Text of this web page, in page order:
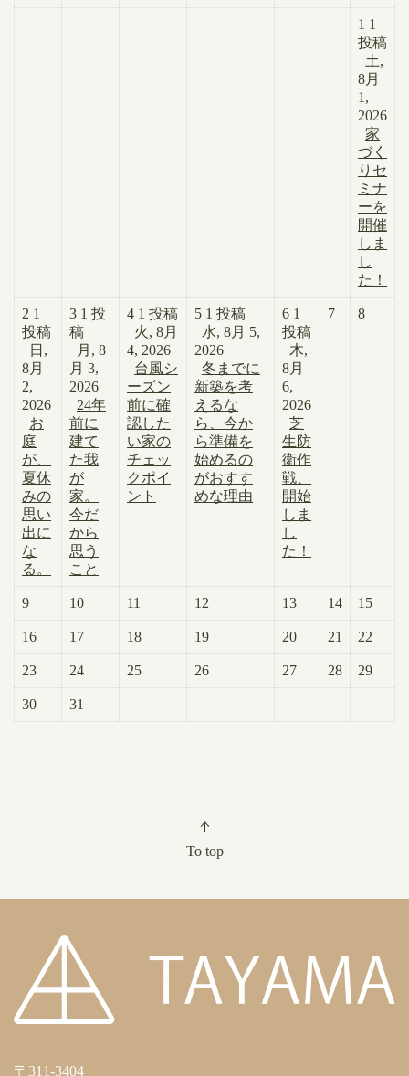
1 1
投稿
土,
8月
1,
2026
家
づく
りセ
ミナ
ーを
開催
しま
し
た！
2 1
投稿
日,
8月
2,
2026
お
庭
が、
夏休
みの
思い
出に
な
る。
3 1 投
稿
月, 8
月 3,
2026
24年
前に
建て
た我
が
家。
今だ
から
思う
こと
4 1 投稿
火, 8月
4, 2026
台風シ
ーズン
前に確
認した
い家の
チェッ
クポイ
ント
5 1 投稿
水, 8月 5,
2026
冬までに
新築を考
えるな
ら、今か
ら準備を
始めるの
がおすす
めな理由
6 1
投稿
木,
8月
6,
2026
芝
生防
衛作
戦、
開始
しま
し
た！
7 8
9 10 11 12 13 14 15
16 17 18 19 20 21 22
23 24 25 26 27 28 29
30 31
To top
〒311-3404